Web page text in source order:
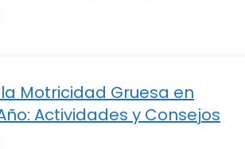
Motricidad Gruesa en
Actividades y Consejos